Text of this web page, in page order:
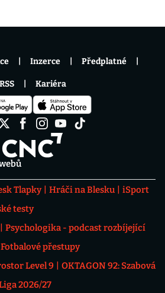
Tlapky Hráči na Blesku
iSport
testy
Psychologika - podcast rozbíjející
Fotbalové přestupy
Level 9
OKTAGON 92: Szabová
2026/27
Inzerce Předplatné
RSS Kariéra